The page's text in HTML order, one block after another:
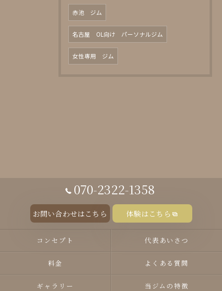
赤池 ジム
名古屋 OL向け パーソナルジム
女性専用 ジム
070-2322-1358
お問い合わせはこちら 体験はこちら
コンセプト 代表あいさつ
料金 よくある質問
ギャラリー 当ジムの特徴